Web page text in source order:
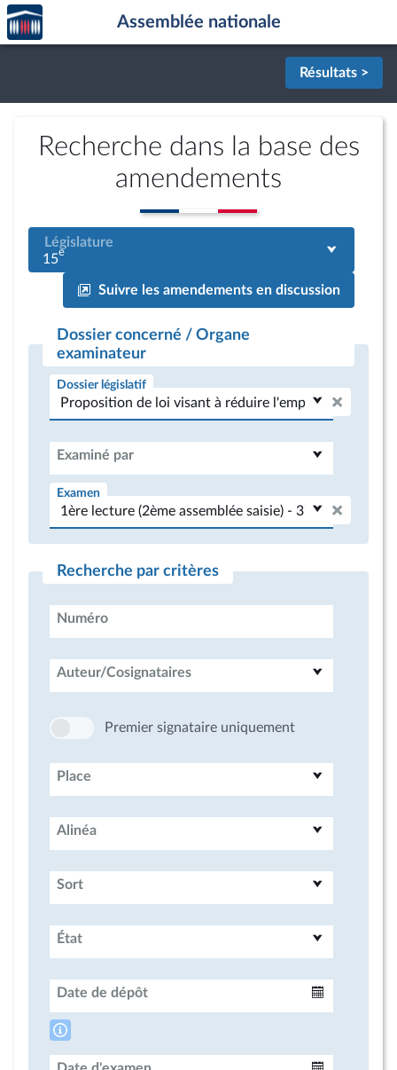
Aller au contenu
Aller en bas de la page
Accèder
à la
page
Assemblée nationale
Résultats >
Recherche dans la base des
amendements
Législature
15e
Suivre les amendements en discussion
Dossier concerné / Organe
examinateur
Dossier législatif
Examiné par
Examen
Recherche par critères
Numéro
Auteur/Cosignataires
Premier signataire uniquement
Place
Alinéa
Sort
État
Date de dépôt